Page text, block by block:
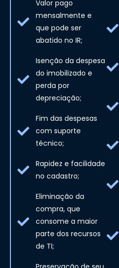
Valor pago
mensalmente e
que pode ser
abatido no IR;
Isenção da despesa
do imobilizado e
perda por
depreciação;
Fim das despesas
com suporte
técnico;
Rapidez e facilidade
no cadastro;
Eliminação da
compra, que
consome a maior
parte dos recursos
de TI;